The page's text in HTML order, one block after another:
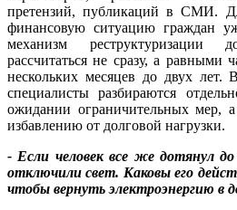
претензий, публикаций в СМИ.
финансовую ситуацию граждан
механизм
рассчитаться не сразу, а равными
нескольких месяцев до двух
специалисты разбираются
ожидании ограничительных мер,
избавлению от долговой нагрузки.
- Если человек все же дотянул
отключили свет. Каковы его
чтобы вернуть электроэнергию в